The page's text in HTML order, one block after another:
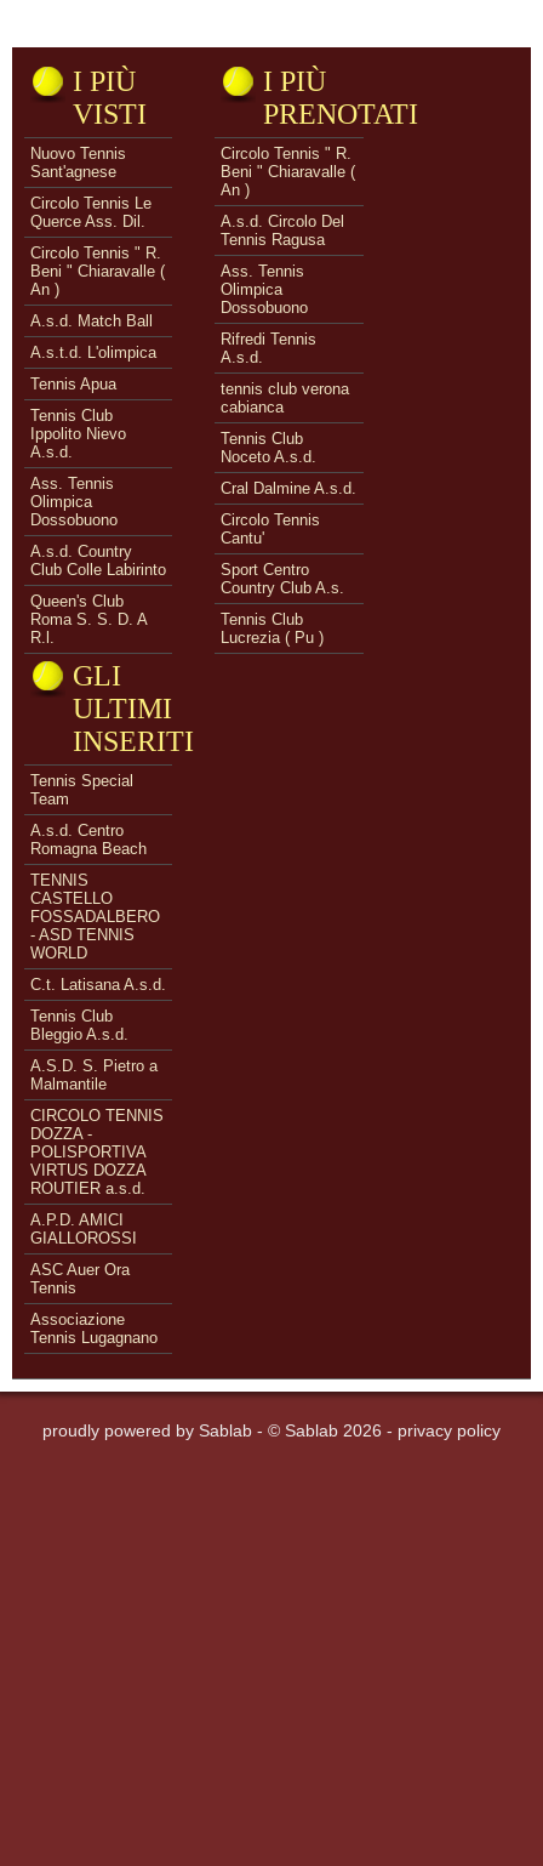
I PIÙ
VISTI
Nuovo Tennis
Sant'agnese
Circolo Tennis Le
Querce Ass. Dil.
Circolo Tennis " R.
Beni " Chiaravalle (
An )
A.s.d. Match Ball
A.s.t.d. L'olimpica
Tennis Apua
Tennis Club
Ippolito Nievo
A.s.d.
Ass. Tennis
Olimpica
Dossobuono
A.s.d. Country
Club Colle Labirinto
Queen's Club
Roma S. S. D. A
R.l.
I PIÙ
PRENOTATI
Circolo Tennis " R.
Beni " Chiaravalle (
An )
A.s.d. Circolo Del
Tennis Ragusa
Ass. Tennis
Olimpica
Dossobuono
Rifredi Tennis
A.s.d.
tennis club verona
cabianca
Tennis Club
Noceto A.s.d.
Cral Dalmine A.s.d.
Circolo Tennis
Cantu'
Sport Centro
Country Club A.s.
Tennis Club
Lucrezia ( Pu )
GLI
ULTIMI
INSERITI
Tennis Special
Team
A.s.d. Centro
Romagna Beach
TENNIS
CASTELLO
FOSSADALBERO
- ASD TENNIS
WORLD
C.t. Latisana A.s.d.
Tennis Club
Bleggio A.s.d.
A.S.D. S. Pietro a
Malmantile
CIRCOLO TENNIS
DOZZA -
POLISPORTIVA
VIRTUS DOZZA
ROUTIER a.s.d.
A.P.D. AMICI
GIALLOROSSI
ASC Auer Ora
Tennis
Associazione
Tennis Lugagnano
proudly powered by Sablab - © Sablab 2026 - privacy policy